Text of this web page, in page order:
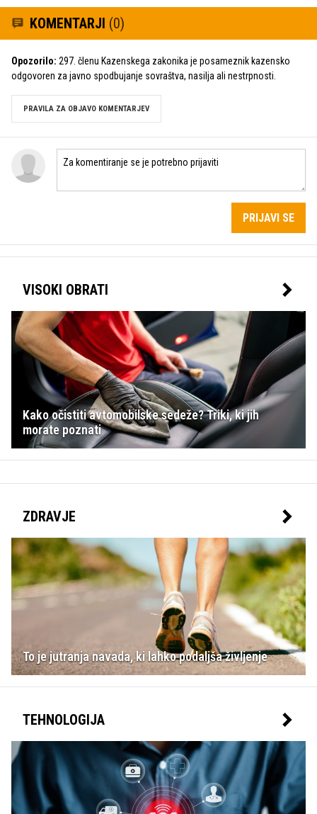
KOMENTARJI (0)
Opozorilo: 297. členu Kazenskega zakonika je posameznik kazensko
odgovoren za javno spodbujanje sovraštva, nasilja ali nestrpnosti.
PRAVILA ZA OBJAVO KOMENTARJEV
PRIJAVI SE
VISOKI OBRATI
Kako očistiti avtomobilske sedeže? Triki, ki jih
morate poznati
ZDRAVJE
To je jutranja navada, ki lahko podaljša življenje
TEHNOLOGIJA